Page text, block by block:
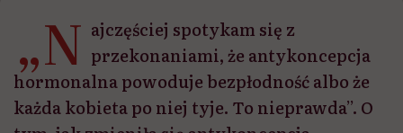
„N ajczęściej spotykam się z
przekonaniami, że antykoncepcja
hormonalna powoduje bezpłodność albo że
każda kobieta po niej tyje. To nieprawda”. O